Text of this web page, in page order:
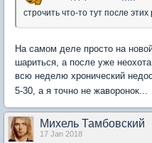
строчить что-то тут после
На самом деле просто на
шариться, а после уже
всю неделю хронический
5-30, а я точно не жаворонок...
Михель Тамбовский
17 Jan 2018